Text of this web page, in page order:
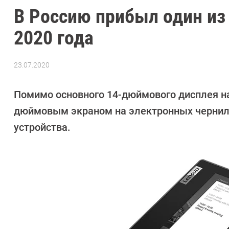
В Россию прибыл один
2020 года
23.07.2020
Кошик
Помимо основного 14-дюймового дисплея
дюймовым экраном на электронных
устройства.